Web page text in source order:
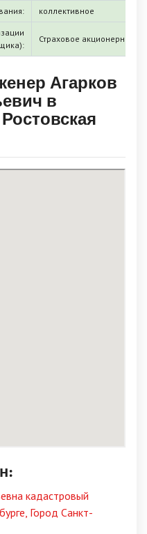
коллективное
Страховое акционерное
Агарков
в
кадастровый
Город Санкт-